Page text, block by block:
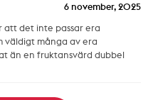
6 november, 2025
att det inte passar era
väldigt många av era
än en fruktansvärd dubbel